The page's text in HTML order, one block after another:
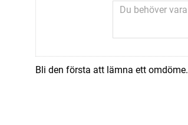
Bli den första att lämna ett omdöme.